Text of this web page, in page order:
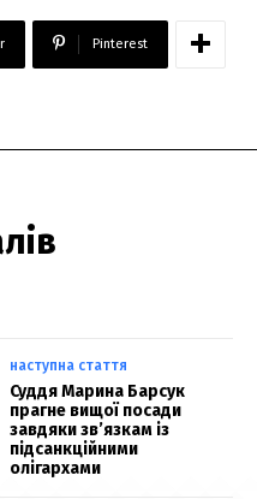
Pinterest
наступна стаття
Суддя Марина Барсук
прагне вищої посади
завдяки зв’язкам із
підсанкційними
олігархами